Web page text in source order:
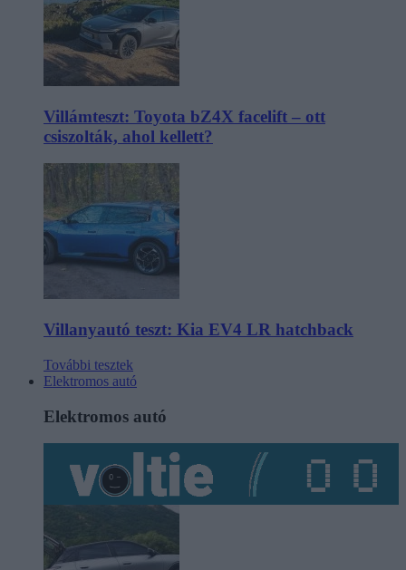
Villámteszt: Toyota bZ4X facelift – ott
csiszolták, ahol kellett?
Villanyautó teszt: Kia EV4 LR hatchback
További tesztek
Elektromos autó
Elektromos autó